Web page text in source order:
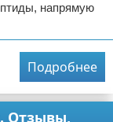
напрямую
Подробнее
Отзывы,